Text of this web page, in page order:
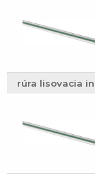
rúra lisovacia